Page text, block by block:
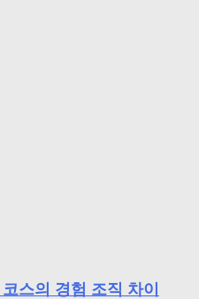
스의 경험 조직 차이